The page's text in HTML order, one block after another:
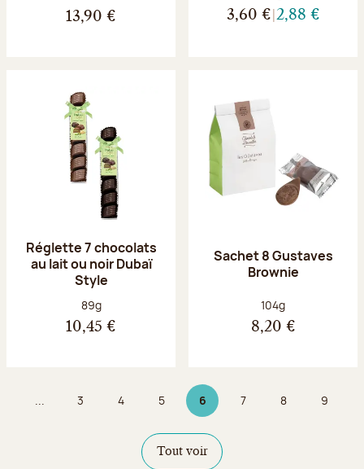
13,90 € 3,60 € 2,88 €
Réglette 7 chocolats
au lait ou noir Dubaï
Style
Poids net :
89g
10,45 €
Sachet 8 Gustaves
Brownie
Poids net :
104g
8,20 €
... Page
3 Page
4 Page
5 6Page 6 sur 9
Page
7 Page
8 Page
9
Tout voir